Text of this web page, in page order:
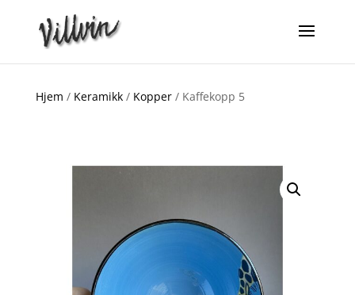
Hjem / Keramikk/ Kopper/ Kaffekopp 5